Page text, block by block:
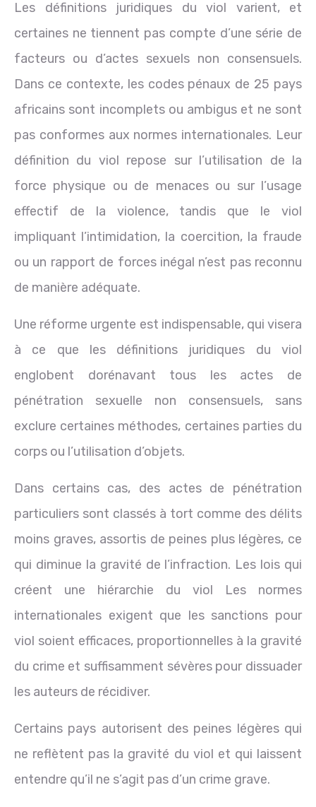
Les définitions juridiques du viol varient, et
certaines ne tiennent pas compte d’une série de
facteurs ou d’actes sexuels non consensuels.
Dans ce contexte, les codes pénaux de 25 pays
africains sont incomplets ou ambigus et ne sont
pas conformes aux normes internationales. Leur
définition du viol repose sur l’utilisation de la
force physique ou de menaces ou sur l’usage
effectif de la violence, tandis que le viol
impliquant l’intimidation, la coercition, la fraude
ou un rapport de forces inégal n’est pas reconnu
de manière adéquate.
Une réforme urgente est indispensable, qui visera
à ce que les définitions juridiques du viol
englobent dorénavant tous les actes de
pénétration sexuelle non consensuels, sans
exclure certaines méthodes, certaines parties du
corps ou l’utilisation d’objets.
Dans certains cas, des actes de pénétration
particuliers sont classés à tort comme des délits
moins graves, assortis de peines plus légères, ce
qui diminue la gravité de l’infraction. Les lois qui
créent une hiérarchie du viol Les normes
internationales exigent que les sanctions pour
viol soient efficaces, proportionnelles à la gravité
du crime et suffisamment sévères pour dissuader
les auteurs de récidiver.
Certains pays autorisent des peines légères qui
ne reflètent pas la gravité du viol et qui laissent
entendre qu’il ne s’agit pas d’un crime grave.